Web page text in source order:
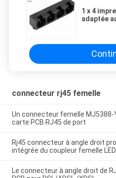
1 x 4
adaptée
connecteur rj45 femelle
Un connecteur femelle MJ5388-
carte PCB RJ45 de port
Rj45 connecteur à angle droit
intégrée du coupleur femelle
Le connecteur à angle droit de